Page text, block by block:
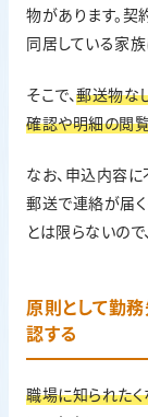
物があります。契
同居している家
そこで、郵送物な
確認や明細の閲
なお、申込内容
郵送で連絡が届
とは限らないので
原則として勤
認する
職場に知られた